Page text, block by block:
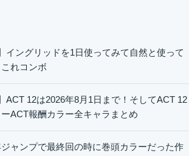
イングリッドを1日使ってみて自然と使って
れコンボ
ACT 12は2026年8月1日まで！そしてACT 12
ACT報酬カラー全キャラまとめ
ャンプで最終回の時に巻頭カラーだった作